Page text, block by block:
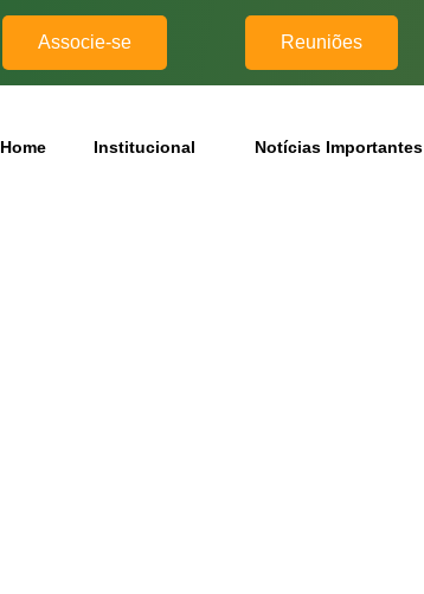
Associe-se Reuniões
Home Institucional Notícias Importantes